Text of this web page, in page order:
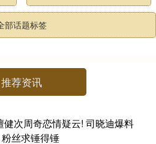
部话题标签
推荐资讯
健次周奇恋情疑云! 司晓迪爆料
丝求锤得锤